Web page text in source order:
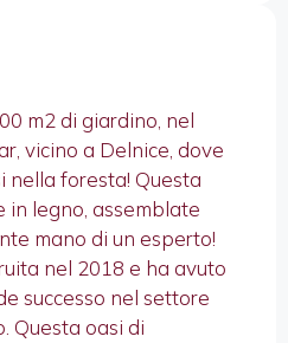
m2 di giardino, nel
vicino a Delnice, dove
nella foresta! Questa
in legno, assemblate
mano di un esperto!
nel 2018 e ha avuto
successo nel settore
Questa oasi di